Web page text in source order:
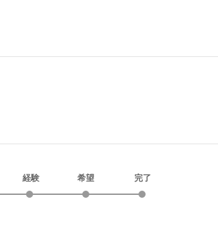
経験 希望 完了